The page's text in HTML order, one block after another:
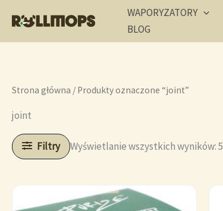
treści
WAPORYZATORY
BLOG
Strona główna / Produkty oznaczone “joint”
joint
Filtry Wyświetlanie wszystkich wyników: 5